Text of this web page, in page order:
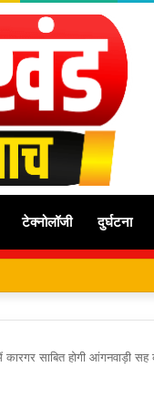
टेक्नोलॉजी दुर्घटना
साबित होगी आंगनवाड़ी